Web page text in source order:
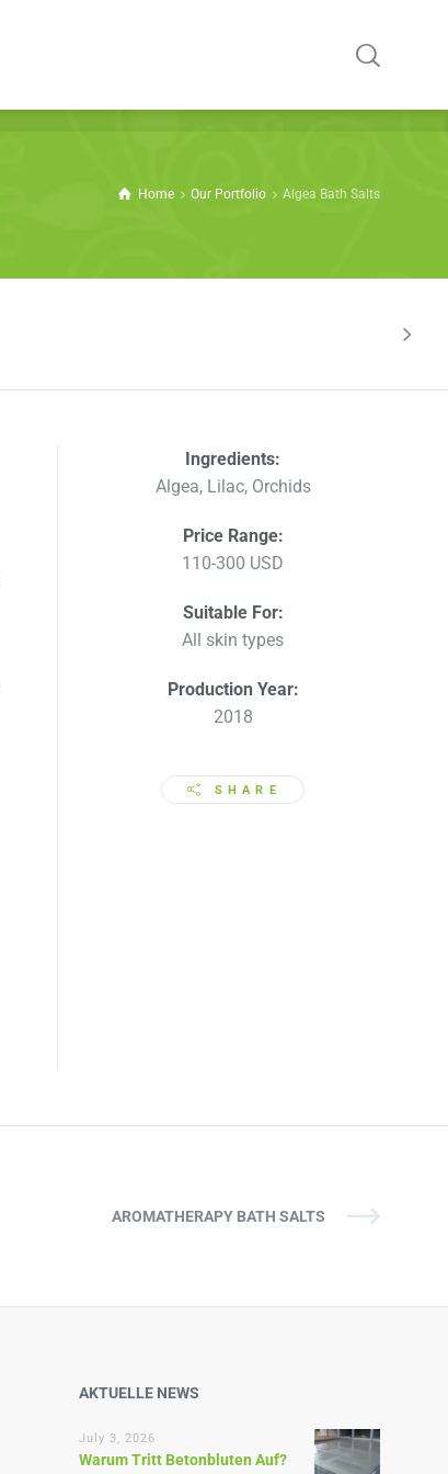
Home Our Portfolio Algea Bath Salts
Ingredients:
Algea, Lilac, Orchids
Price Range:
110-300 USD
Suitable For:
All skin types
Production Year:
2018
SHARE
AROMATHERAPY BATH SALTS
AKTUELLE NEWS
July 3, 2026
Warum Tritt Betonbluten Auf?